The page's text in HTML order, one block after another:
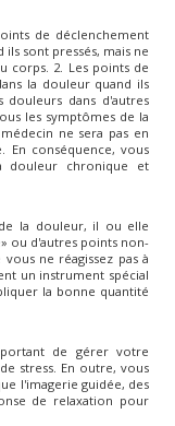
de déclenchement
sont pressés, mais ne
corps. 2. Les points de
la douleur quand ils
douleurs dans d'autres
les symptômes de la
ne sera pas en
En conséquence, vous
douleur chronique et
la douleur, il ou elle
ou d'autres points non-
ne réagissez pas à
un instrument spécial
la bonne quantité
de gérer votre
stress. En outre, vous
l'imagerie guidée, des
de relaxation pour